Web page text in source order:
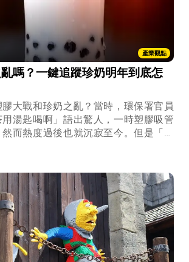
產業觀點
嗎？一鍵追蹤珍奶明年到底怎
大戰和珍奶之亂？當時，環保署官員
湯匙喝啊」語出驚人，一時塑膠吸管
而熱度過後也就沉寂至今。但是「禁
」即將在12月舉辦公聽會，作為綠色
們能看見其中眉角，並大膽預測，若
修正，貿然執行恐怕大夥兒到頭也只
公司想搭上吸管商機？再等等吧！